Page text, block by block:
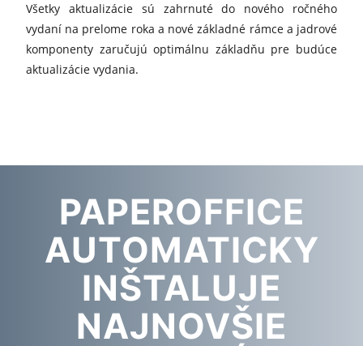
Všetky aktualizácie sú zahrnuté do nového ročného
vydaní na prelome roka a nové základné rámce a jadrové
komponenty zaručujú optimálnu základňu pre budúce
aktualizácie vydania.
PAPEROFFICE
AUTOMATICKY
INŠTALUJE
NAJNOVŠIE